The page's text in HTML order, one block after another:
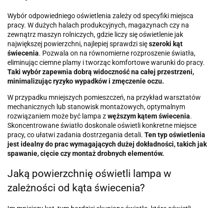
Wybór odpowiedniego oświetlenia zależy od specyfiki miejsca
pracy. W dużych halach produkcyjnych, magazynach czy na
zewnątrz maszyn rolniczych, gdzie liczy się oświetlenie jak
największej powierzchni, najlepiej sprawdzi sięszeroki kąt
świecenia. Pozwala on na równomierne rozproszenie światła,
eliminując ciemne plamy i tworząc komfortowe warunki do pracy.
Taki wybór zapewnia dobrą widoczność na całej przestrzeni,
minimalizując ryzyko wypadków i zmęczenie oczu.
W przypadku mniejszych pomieszczeń, na przykład warsztatów
mechanicznych lub stanowisk montażowych, optymalnym
rozwiązaniem może być lampa zwęższym kątem świecenia.
Skoncentrowane światło doskonale oświetli konkretne miejsce
pracy, co ułatwi zadania dostrzegania detali. Ten typ oświetlenia
jest idealny do prac wymagających dużej dokładności, takich jak
spawanie, cięcie czy montaż drobnych elementów.
Jaką powierzchnię oświetli lampa w
zależności od kąta świecenia?